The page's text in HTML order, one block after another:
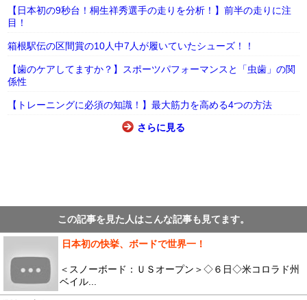
【日本初の9秒台！桐生祥秀選手の走りを分析！】前半の走りに注
目！
箱根駅伝の区間賞の10人中7人が履いていたシューズ！！
【歯のケアしてますか？】スポーツパフォーマンスと「虫歯」の関
係性
【トレーニングに必須の知識！】最大筋力を高める4つの方法
さらに見る
この記事を見た人はこんな記事も見てます。
日本初の快挙、ボードで世界一！
＜スノーボード：ＵＳオープン＞◇６日◇米コロラド州
ベイル...